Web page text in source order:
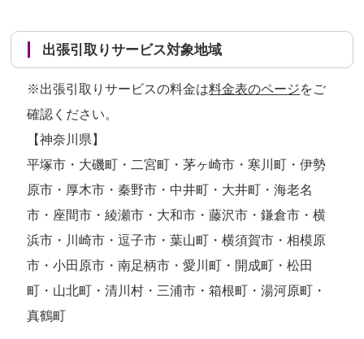
出張引取りサービス対象地域
※出張引取りサービスの料金は料金表のページをご
確認ください。
【神奈川県】
平塚市・大磯町・二宮町・茅ヶ崎市・寒川町・伊勢
原市・厚木市・秦野市・中井町・大井町・海老名
市・座間市・綾瀬市・大和市・藤沢市・鎌倉市・横
浜市・川崎市・逗子市・葉山町・横須賀市・相模原
市・小田原市・南足柄市・愛川町・開成町・松田
町・山北町・清川村・三浦市・箱根町・湯河原町・
真鶴町